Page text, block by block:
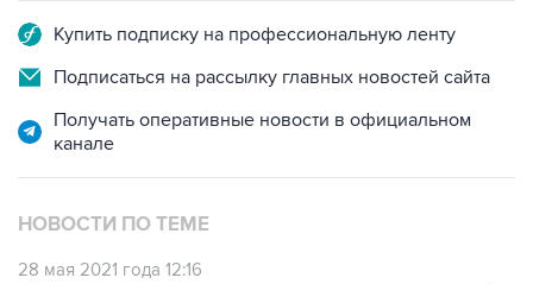
Купить подписку на профессиональную ленту
Подписаться на рассылку главных новостей сайта
Получать оперативные новости в официальном
канале
НОВОСТИ ПО ТЕМЕ
28 мая 2021 года 12:16